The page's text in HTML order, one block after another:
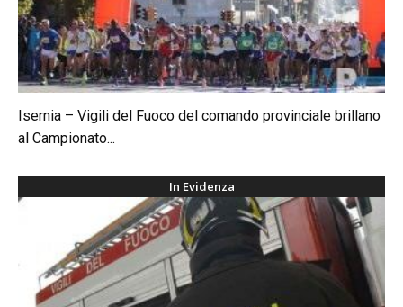
Isernia – Vigili del Fuoco del comando provinciale brillano
al Campionato...
In Evidenza